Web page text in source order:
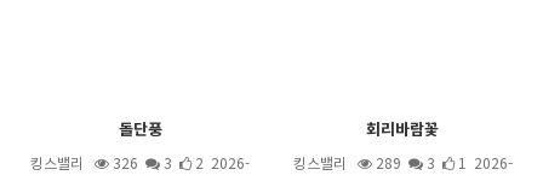
돌단풍
킹스밸리 326 3
2 2026-
회리바람꽃
킹스밸리 289 3
1 2026-